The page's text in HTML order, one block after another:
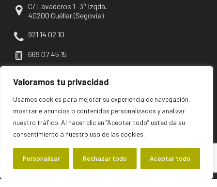
Valoramos tu privacidad
Usamos cookies para mejorar su experiencia de navegación,
mostrarle anuncios o contenidos personalizados y analizar
nuestro tráfico. Al hacer clic en “Aceptar todo” usted da su
consentimiento a nuestro uso de las cookies.
Personalizar Rechazar todo Aceptar todo
C/ Lavaderos 1- 3º Izqda.
40200 Cuéllar (Segovia)
921 14 02 10
669 07 45 15